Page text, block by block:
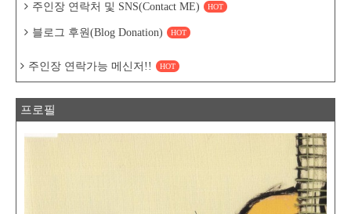
주인장 연락처 및 SNS(Contact ME) HOT
블로그 후원(Blog Donation) HOT
주인장 연락가능 메신저!! HOT
프로필